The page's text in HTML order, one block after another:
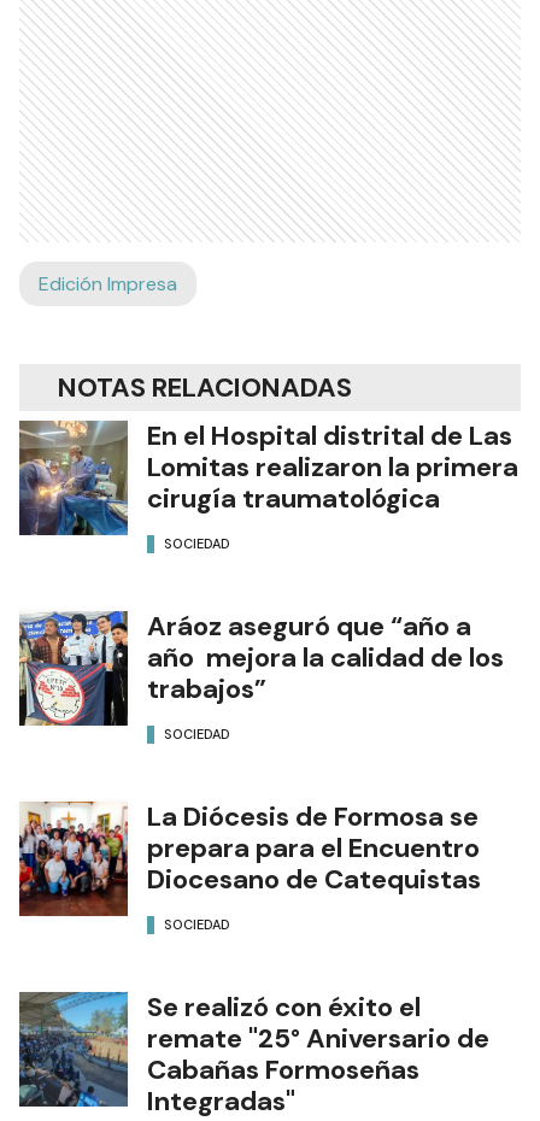
Edición Impresa
NOTAS RELACIONADAS
En el Hospital distrital de Las
Lomitas realizaron la primera
cirugía traumatológica
SOCIEDAD
Aráoz aseguró que “año a
año mejora la calidad de los
trabajos”
SOCIEDAD
La Diócesis de Formosa se
prepara para el Encuentro
Diocesano de Catequistas
SOCIEDAD
Se realizó con éxito el
remate "25° Aniversario de
Cabañas Formoseñas
Integradas"